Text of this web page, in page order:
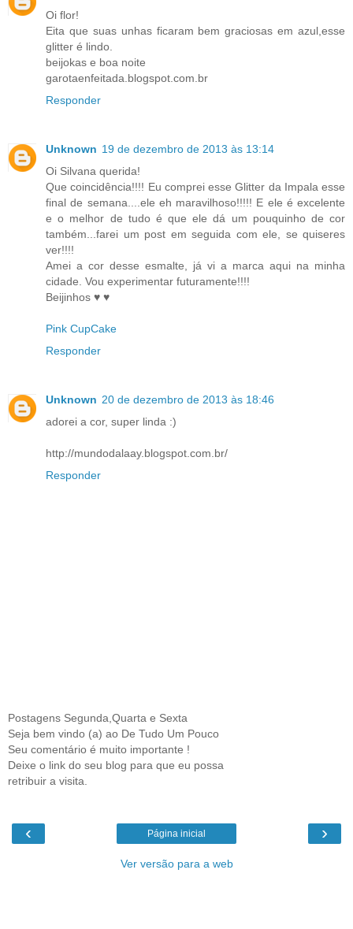
Oi flor!
Eita que suas unhas ficaram bem graciosas em azul,esse
glitter é lindo.
beijokas e boa noite
garotaenfeitada.blogspot.com.br
Responder
Unknown 19 de dezembro de 2013 às 13:14
Oi Silvana querida!
Que coincidência!!!! Eu comprei esse Glitter da Impala esse
final de semana....ele eh maravilhoso!!!!! E ele é excelente
e o melhor de tudo é que ele dá um pouquinho de cor
também...farei um post em seguida com ele, se quiseres
ver!!!!
Amei a cor desse esmalte, já vi a marca aqui na minha
cidade. Vou experimentar futuramente!!!!
Beijinhos ♥ ♥
Pink CupCake
Responder
Unknown 20 de dezembro de 2013 às 18:46
adorei a cor, super linda :)
http://mundodalaay.blogspot.com.br/
Responder
Postagens Segunda,Quarta e Sexta
Seja bem vindo (a) ao De Tudo Um Pouco
Seu comentário é muito importante !
Deixe o link do seu blog para que eu possa
retribuir a visita.
‹ ›
Página inicial
Ver versão para a web